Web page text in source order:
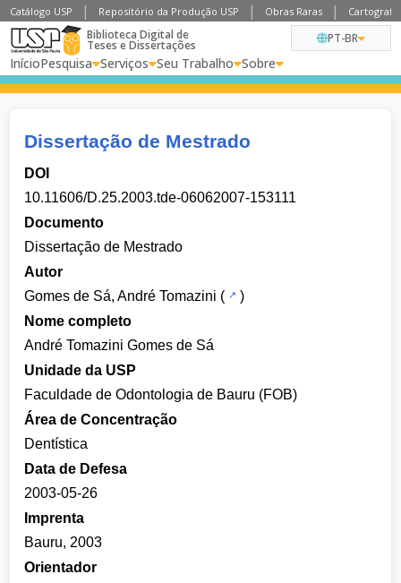
Catálogo USP Repositório da Produção USP Obras Raras
Biblioteca Digital de
Teses e Dissertações
InícioPesquisa Serviços Seu Trabalho Sobre
PT-BR
Dissertação de Mestrado
DOI
10.11606/D.25.2003.tde-06062007-153111
Documento
Dissertação de Mestrado
Autor
Gomes de Sá, André Tomazini (
)
Nome completo
André Tomazini Gomes de Sá
Unidade da USP
Faculdade de Odontologia de Bauru (FOB)
Área de Concentração
Dentística
Data de Defesa
2003-05-26
Imprenta
Bauru, 2003
Orientador